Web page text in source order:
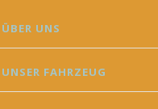
SKIP
TO
ÜBER UNS
UNSER FAHRZEUG